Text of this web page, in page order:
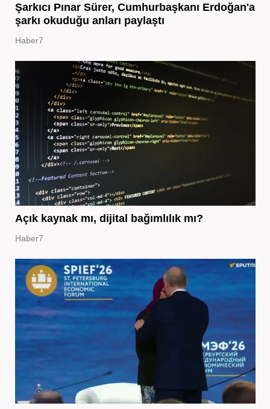
Şarkıcı Pınar Sürer, Cumhurbaşkanı Erdoğan'a
şarkı okuduğu anları paylaştı
Haber7
Açık kaynak mı, dijital bağımlılık mı?
Haber7